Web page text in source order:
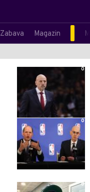
Zabava Magazin
0
0
0